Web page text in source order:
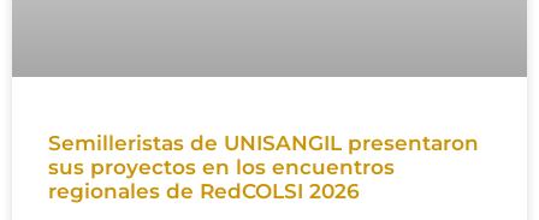
Semilleristas de UNISANGIL presentaron
sus proyectos en los encuentros
regionales de RedCOLSI 2026